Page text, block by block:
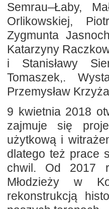
Semrau–Łaby,
Orlikowskiej,
Zygmunta
Katarzyny
i Stanisławy
Tomaszek,.
Przemysław
9 kwietnia 2018
zajmuje się
użytkową i
dlatego też prace
chwil. Od 2017
Młodzieży w
rekonstrukcją